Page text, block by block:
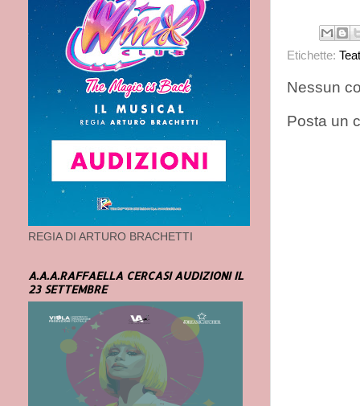
Etichette:
Nessun
Posta un
REGIA DI ARTURO BRACHETTI
A.A.A.RAFFAELLA CERCASI AUDIZIONI IL
23 SETTEMBRE